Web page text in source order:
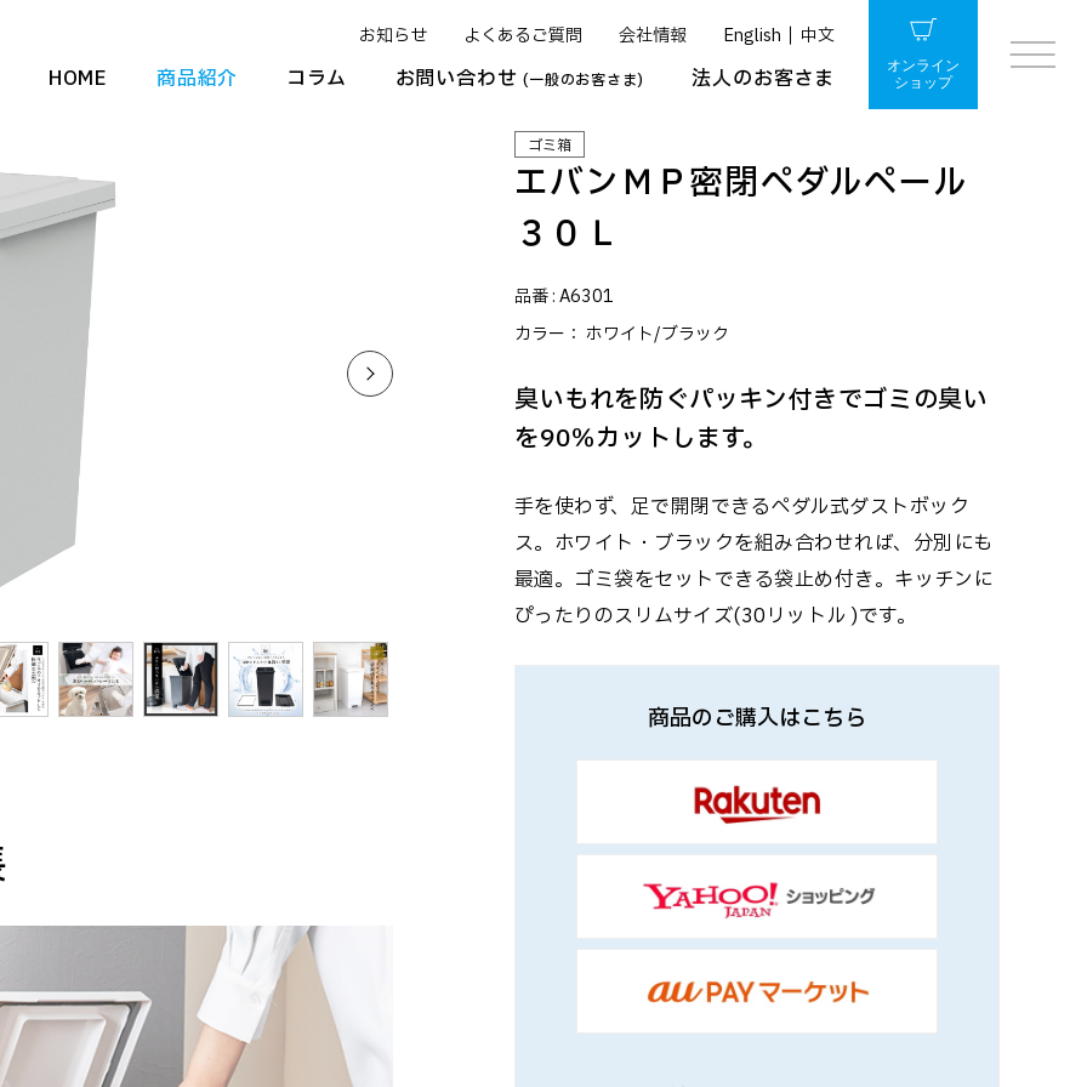
お知らせ よくあるご質問 会社情報 English 中文
HOME 商品紹介 コラム お問い合わせ(一般のお客さま) 法人のお客さま
オンライン
ショップ
ゴミ箱
エバンＭＰ密閉ペダルペール
３０Ｌ
品番 :A6301
カラー： ホワイト/ブラック
臭いもれを防ぐパッキン付きでゴミの臭い
を90％カットします。
手を使わず、足で開閉できるペダル式ダストボック
ス。ホワイト・ブラックを組み合わせれば、分別にも
最適。ゴミ袋をセットできる袋止め付き。キッチンに
ぴったりのスリムサイズ(30リットル )です。
商品のご購入はこちら